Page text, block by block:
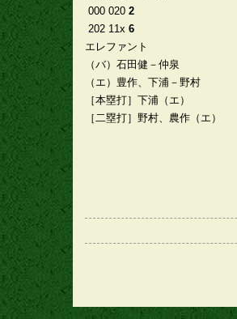
000 020 2
202 11x 6
エレファント
（バ）石田健－仲泉
（エ）豊作、下浦－野村
［本塁打］下浦（エ）
［二塁打］野村、農作（エ）